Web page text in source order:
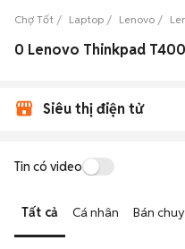
Chợ Tốt Laptop Lenovo
0 Lenovo Thinkpad
Siêu thị điện tử
Tin có video
Tất cả Cá nhân Bán